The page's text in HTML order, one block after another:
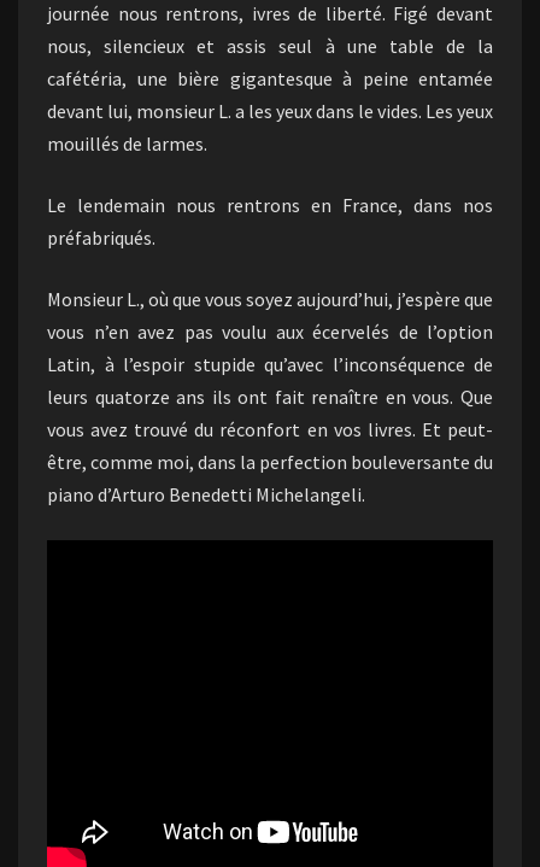
journée nous rentrons, ivres de liberté. Figé devant
nous, silencieux et assis seul à une table de la
cafétéria, une bière gigantesque à peine entamée
devant lui, monsieur L. a les yeux dans le vides. Les yeux
mouillés de larmes.
Le lendemain nous rentrons en France, dans nos
préfabriqués.
Monsieur L., où que vous soyez aujourd’hui, j’espère que
vous n’en avez pas voulu aux écervelés de l’option
Latin, à l’espoir stupide qu’avec l’inconséquence de
leurs quatorze ans ils ont fait renaître en vous. Que
vous avez trouvé du réconfort en vos livres. Et peut-
être, comme moi, dans la perfection bouleversante du
piano d’Arturo Benedetti Michelangeli.